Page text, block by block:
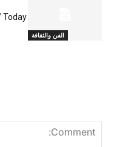
الفن والثقافة